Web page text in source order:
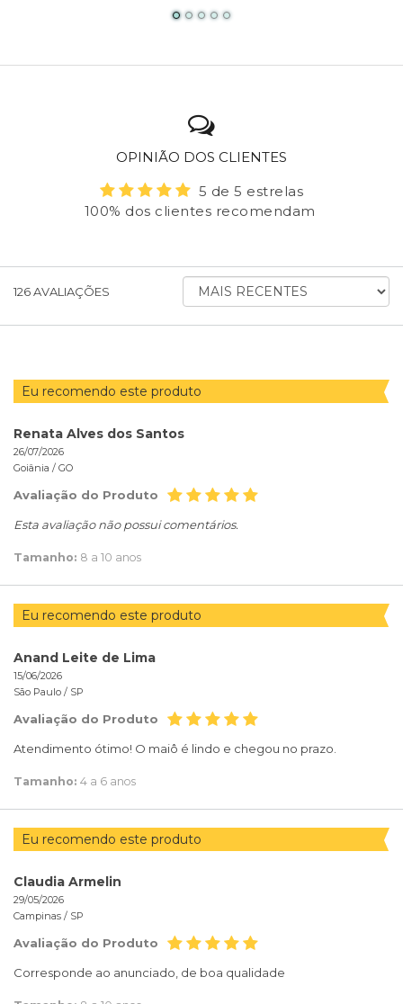
OPINIÃO DOS CLIENTES
5 de 5 estrelas
100% dos clientes recomendam
126AVALIAÇÕES
ORDENAR
AVALIAÇÕES
Eu recomendo este produto
Renata Alves dos Santos
26/07/2026
Goiânia / GO
Avaliação do Produto
Esta avaliação não possui comentários.
Tamanho: 8 a 10 anos
Eu recomendo este produto
Anand Leite de Lima
15/06/2026
São Paulo / SP
Avaliação do Produto
Atendimento ótimo! O maiô é lindo e chegou no prazo.
Tamanho: 4 a 6 anos
Eu recomendo este produto
Claudia Armelin
29/05/2026
Campinas / SP
Avaliação do Produto
Corresponde ao anunciado, de boa qualidade